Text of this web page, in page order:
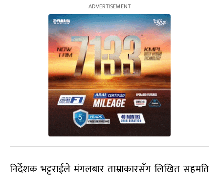
निर्देशक भट्टराईले मंगलबार ताम्राकारसँग लिखित सहमति